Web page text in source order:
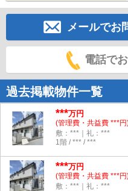
メールでお
電話で
過去掲載物件一覧
***万円
(管理費・共益費 ***円
敷：***｜礼：***
1階 / *** / ***
***万円
(管理費・共益費 ***円
敷：***｜礼：***